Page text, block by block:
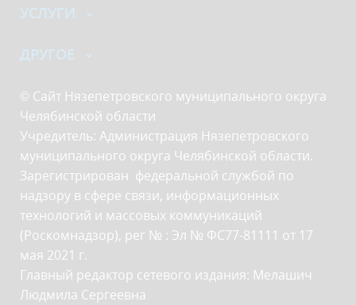
УСЛУГИ
ДРУГОЕ
© Сайт Нязепетровского муниципального округа
Челябинской области
Учредитель: Администрация Нязепетровского
муниципального округа Челябинской области.
Зарегистрирован федеральной службой по
надзору в сфере связи, информационных
технологий и массовых коммуникаций
(Роскомнадзор), рег № : Эл № ФС77-81111 от 17
мая 2021 г.
Главный редактор сетевого издания: Мелашич
Людмила Сергеевна